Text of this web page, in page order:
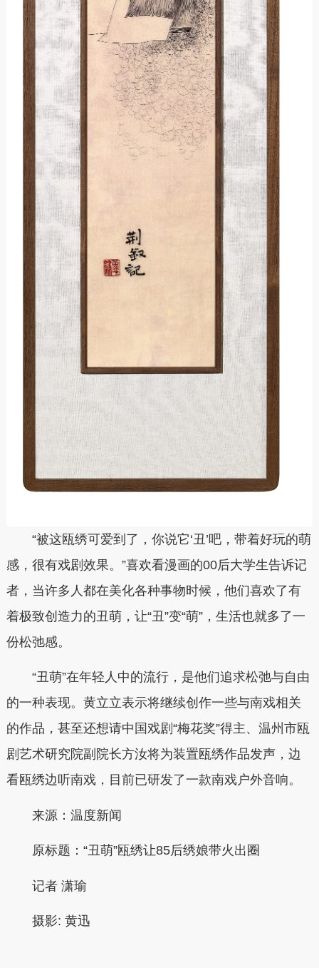
“被这瓯绣可爱到了，你说它‘丑’吧，带着好玩的萌
感，很有戏剧效果。”喜欢看漫画的00后大学生告诉记
者，当许多人都在美化各种事物时候，他们喜欢了有
着极致创造力的丑萌，让“丑”变“萌”，生活也就多了一
份松弛感。
“丑萌”在年轻人中的流行，是他们追求松弛与自由
的一种表现。黄立立表示将继续创作一些与南戏相关
的作品，甚至还想请中国戏剧“梅花奖”得主、温州市瓯
剧艺术研究院副院长方汝将为装置瓯绣作品发声，边
看瓯绣边听南戏，目前已研发了一款南戏户外音响。
来源：温度新闻
原标题： “丑萌”瓯绣让85后绣娘带火出圈
记者 潇瑜
摄影: 黄迅